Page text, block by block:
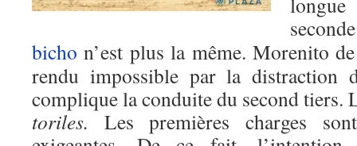
bicho n’est plus la même. Morenito
rendu impossible par la distraction
complique la conduite du second tiers.
toriles. Les premières charges